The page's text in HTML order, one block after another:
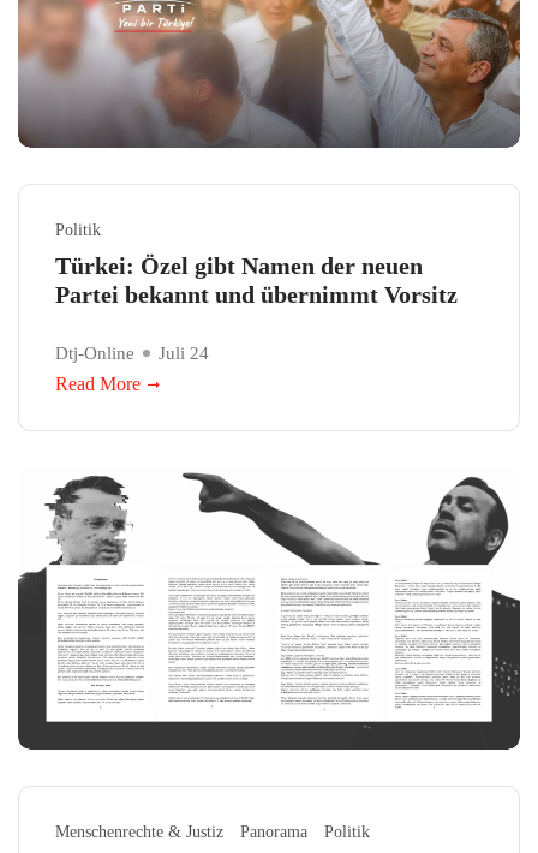
Politik
Türkei: Özel gibt Namen der neuen
Partei bekannt und übernimmt Vorsitz
Dtj-Online Juli 24
Read More
Menschenrechte & Justiz Panorama Politik